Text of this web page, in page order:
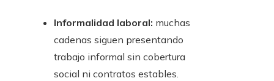
Informalidad laboral: muchas
cadenas siguen presentando
trabajo informal sin cobertura
social ni contratos estables.